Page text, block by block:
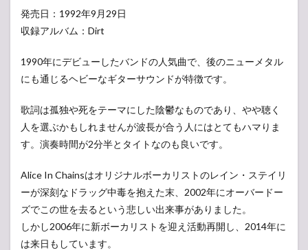
発売日：1992年9月29日
収録アルバム：Dirt
1990年にデビューしたバンドの人気曲で、後のニューメタル
にも通じるヘビーなギターサウンドが特徴です。
歌詞は孤独や死をテーマにした陰鬱なものであり、やや聴く
人を選ぶかもしれませんが波長が合う人にはとてもハマりま
す。演奏時間が2分半とタイトなのも良いです。
Alice In Chainsはオリジナルボーカリストのレイン・ステイリ
ーが深刻なドラッグ中毒を抱えた末、2002年にオーバードー
ズでこの世を去るという悲しい出来事がありました。
しかし2006年に新ボーカリストを迎え活動再開し、2014年に
は来日もしています。